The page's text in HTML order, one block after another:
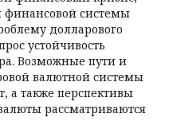
финансовой системы
долларового
устойчивость
Возможные пути и
валютной системы
а также перспективы
рассматриваются